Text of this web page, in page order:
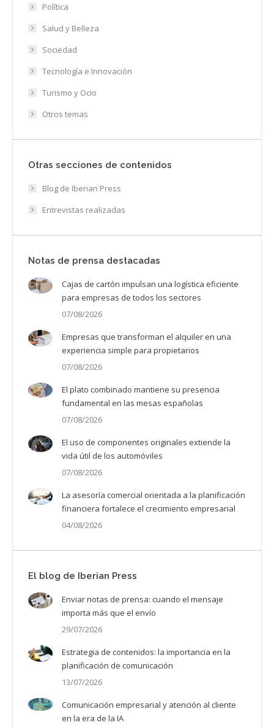
Política
Salud y Belleza
Sociedad
Tecnología e Innovación
Turismo y Ocio
Otros temas
Otras secciones de contenidos
Blog de Iberian Press
Entrevistas realizadas
Notas de prensa destacadas
Cajas de cartón impulsan una logística eficiente
para empresas de todos los sectores
07/08/2026
Empresas que transforman el alquiler en una
experiencia simple para propietarios
07/08/2026
El plato combinado mantiene su presencia
fundamental en las mesas españolas
07/08/2026
El uso de componentes originales extiende la
vida útil de los automóviles
07/08/2026
La asesoría comercial orientada a la planificación
financiera fortalece el crecimiento empresarial
04/08/2026
El blog de Iberian Press
Enviar notas de prensa: cuando el mensaje
importa más que el envío
29/07/2026
Estrategia de contenidos: la importancia en la
planificación de comunicación
13/07/2026
Comunicación empresarial y atención al cliente
en la era de la IA